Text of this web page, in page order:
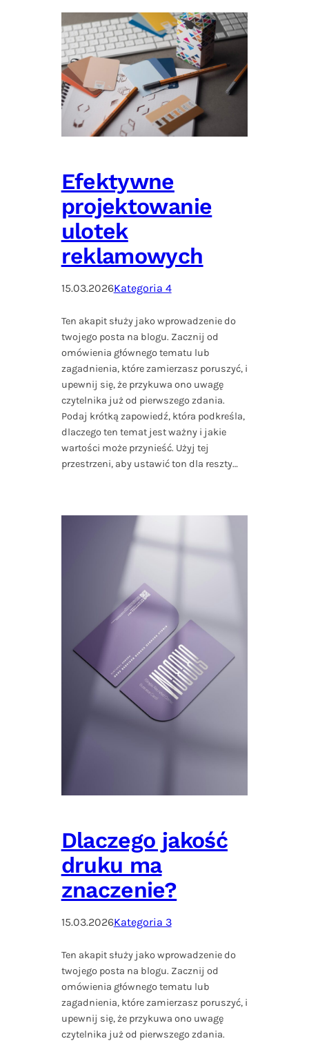
Efektywne
projektowanie
ulotek
reklamowych
15.03.2026Kategoria 4
Ten akapit służy jako wprowadzenie do
twojego posta na blogu. Zacznij od
omówienia głównego tematu lub
zagadnienia, które zamierzasz poruszyć, i
upewnij się, że przykuwa ono uwagę
czytelnika już od pierwszego zdania.
Podaj krótką zapowiedź, która podkreśla,
dlaczego ten temat jest ważny i jakie
wartości może przynieść. Użyj tej
przestrzeni, aby ustawić ton dla reszty…
Dlaczego jakość
druku ma
znaczenie?
15.03.2026Kategoria 3
Ten akapit służy jako wprowadzenie do
twojego posta na blogu. Zacznij od
omówienia głównego tematu lub
zagadnienia, które zamierzasz poruszyć, i
upewnij się, że przykuwa ono uwagę
czytelnika już od pierwszego zdania.